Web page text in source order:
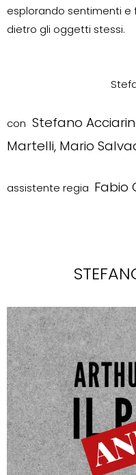
esplorando sentimenti e
dietro gli oggetti stessi.
Stefano
con Stefano
Martelli, Mario
assistente regia Fabio